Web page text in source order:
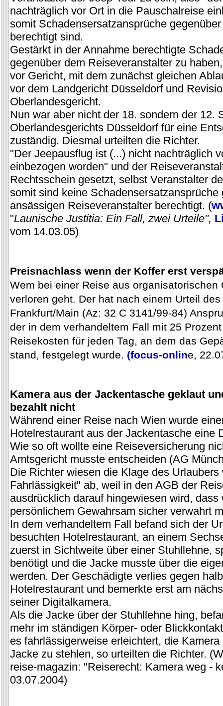
nachträglich vor Ort in die Pauschalreise
somit Schadensersatzansprüche
berechtigt sind.
Gestärkt in der Annahme berechtigte
gegenüber dem Reiseveranstalter zu
vor Gericht, mit dem zunächst gleichen
vor dem Landgericht Düsseldorf und
Oberlandesgericht.
Nun war aber nicht der 18. sondern der 12.
Oberlandesgerichts Düsseldorf für eine
zuständig. Diesmal urteilten die Richter.
"Der Jeepausflug ist (...) nicht nachträglich
einbezogen worden" und der
Rechtsschein gesetzt, selbst Veranstalter
somit sind keine Schadensersatzansprüche
ansässigen Reiseveranstalter berechtigt. (
"Launische Justitia: Ein Fall, zwei Urteile",
vom 14.03.05)
Preisnachlass wenn der Koffer erst
Wem bei einer Reise aus organisatorischen
verloren geht. Der hat nach einem Urteil
Frankfurt/Main (Az: 32 C 3141/99-84)
der in dem verhandeltem Fall mit 25
Reisekosten für jeden Tag, an dem das
stand, festgelegt wurde. (focus-online,
Kamera aus der Jackentasche geklaut
bezahlt nicht
Während einer Reise nach Wien wurde
Hotelrestaurant aus der Jackentasche eine
Wie so oft wollte eine Reiseversicherung
Amtsgericht musste entscheiden (AG
Die Richter wiesen die Klage des Urlaubers
Fahrlässigkeit" ab, weil in den AGB der
ausdrücklich darauf hingewiesen wird,
persönlichem Gewahrsam sicher verwahrt
In dem verhandeltem Fall befand sich der
besuchten Hotelrestaurant, an einem
zuerst in Sichtweite über einer Stuhllehne,
benötigt und die Jacke musste über die
werden. Der Geschädigte verlies gegen
Hotelrestaurant und bemerkte erst am
seiner Digitalkamera.
Als die Jacke über der Stuhllehne hing,
mehr im ständigen Körper- oder
es fahrlässigerweise erleichtert, die
Jacke zu stehlen, so urteilten die Richter.
reise-magazin: "Reiserecht: Kamera weg -
03.07.2004)